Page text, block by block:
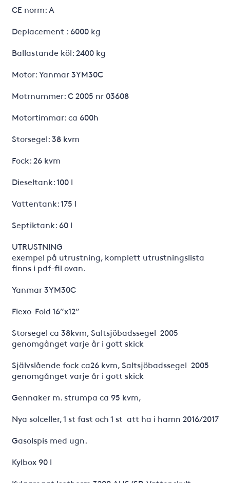
CE norm: A
Deplacement : 6000 kg
Ballastande köl: 2400 kg
Motor: Yanmar 3YM30C
Motrnummer: C 2005 nr 03608
Motortimmar: ca 600h
Storsegel: 38 kvm
Fock: 26 kvm
Dieseltank: 100 l
Vattentank: 175 l
Septiktank: 60 l
UTRUSTNING
exempel på utrustning, komplett utrustningslista
finns i pdf-fil ovan.
Yanmar 3YM30C
Flexo-Fold 16”x12”
Storsegel ca 38kvm, Saltsjöbadssegel 2005
genomgånget varje år i gott skick
Självslående fock ca26 kvm, Saltsjöbadssegel 2005
genomgånget varje år i gott skick
Gennaker m. strumpa ca 95 kvm,
Nya solceller, 1 st fast och 1 st att ha i hamn 2016/2017
Gasolspis med ugn.
Kylbox 90 l